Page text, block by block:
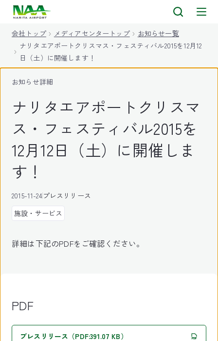
会社トップ メディアセンタートップ
お知らせ一覧
ナリタエアポートクリスマス・フェスティバル2015を12月12
日（土）に開催します！
お知らせ詳細
ナリタエアポートクリスマ
ス・フェスティバル2015を
12月12日（土）に開催しま
す！
2015-11-24プレスリリース
施設・サービス
詳細は下記のPDFをご確認ください。
PDF
プレスリリース（PDF:391.07 KB）